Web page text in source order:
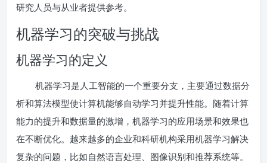
研究人员与从业者提供参考。
机器学习的突破与挑战
机器学习的定义
机器学习是人工智能的一个重要分支，主要通过数据分
析和算法模型使计算机能够自动学习并提升性能。随着计算
能力的提升和数据量的激增，机器学习的应用场景和效果也
在不断优化。越来越多的企业和科研机构采用机器学习解决
复杂的问题，比如自然语言处理、图像识别和推荐系统等。